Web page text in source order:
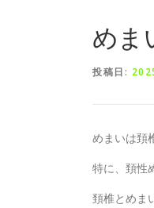
めま
投稿日:
めまいは頚
特に、頚性
頚椎とめま